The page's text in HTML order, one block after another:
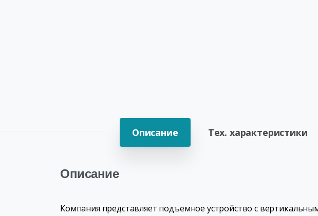
Описание Тех. характеристики
Описание
Компания представляет подъемное устройство с